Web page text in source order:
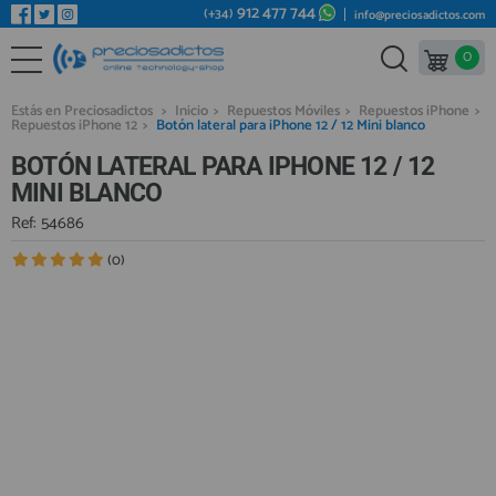
REPUESTOS MÓVILES
REPUESTOS TABLET
REPUESTOS RELOJES INTELIGENTES
REPUESTOS VIDEOCONSOLAS
REPUESTOS MACBOOK
REPUESTOS OTROS DISPOSITIVOS
Bienvenid@ otra vez
YA SOY CLIENTE
Recordarme
(+34) 912 477 744 info@preciosadictos.com
0
Estás en Preciosadictos > Inicio > Repuestos Móviles > Repuestos iPhone >
Repuestos iPhone 12 > Botón lateral para iPhone 12 / 12 Mini blanco
BOTÓN LATERAL PARA IPHONE 12 / 12
MINI BLANCO
Ref: 54686
(0)